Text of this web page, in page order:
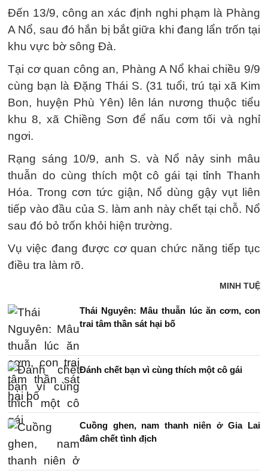
Đến 13/9, công an xác định nghi phạm là Phàng
A Nổ, sau đó hắn bị bắt giữa khi đang lẩn trốn tại
khu vực bờ sông Đà.
Tại cơ quan công an, Phàng A Nổ khai chiều 9/9
cùng bạn là Đặng Thái S. (31 tuổi, trú tại xã Kim
Bon, huyện Phù Yên) lên lán nương thuộc tiểu
khu 8, xã Chiềng Sơn để nấu cơm tối và nghỉ
ngơi.
Rạng sáng 10/9, anh S. và Nổ nảy sinh mâu
thuẫn do cùng thích một cô gái tại tỉnh Thanh
Hóa. Trong cơn tức giận, Nổ dùng gậy vụt liên
tiếp vào đầu của S. làm anh này chết tại chỗ. Nổ
sau đó bỏ trốn khỏi hiện trường.
Vụ việc đang được cơ quan chức năng tiếp tục
điều tra làm rõ.
MINH TUỆ
Thái Nguyên: Mâu thuẫn lúc ăn cơm, con
trai tâm thần sát hại bố
Đánh chết bạn vì cùng thích một cô gái
Cuồng ghen, nam thanh niên ở Gia Lai
đâm chết tình địch